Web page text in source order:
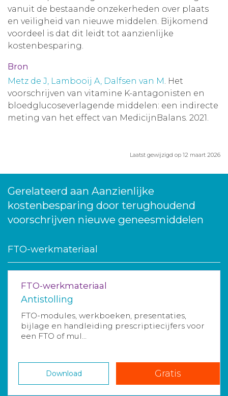
vanuit de bestaande onzekerheden over plaats
en veiligheid van nieuwe middelen. Bijkomend
voordeel is dat dit leidt tot aanzienlijke
kostenbesparing.
Bron
Metz de J, Lambooij A, Dalfsen van M. Het
voorschrijven van vitamine K-antagonisten en
bloedglucoseverlagende middelen: een indirecte
meting van het effect van MedicijnBalans. 2021.
Laatst gewijzigd op 12 maart 2026
Gerelateerd aan Aanzienlijke
kostenbesparing door terughoudend
voorschrijven nieuwe geneesmiddelen
FTO-werkmateriaal
FTO-werkmateriaal
Antistolling
FTO-modules, werkboeken, presentaties,
bijlage en handleiding prescriptiecijfers voor
een FTO of mul...
Download Gratis